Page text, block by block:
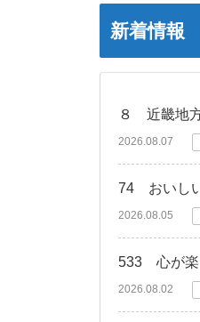
新着情報
８ 近畿地
2026.08.07
74 おいし
2026.08.05
533 心が楽
2026.08.02